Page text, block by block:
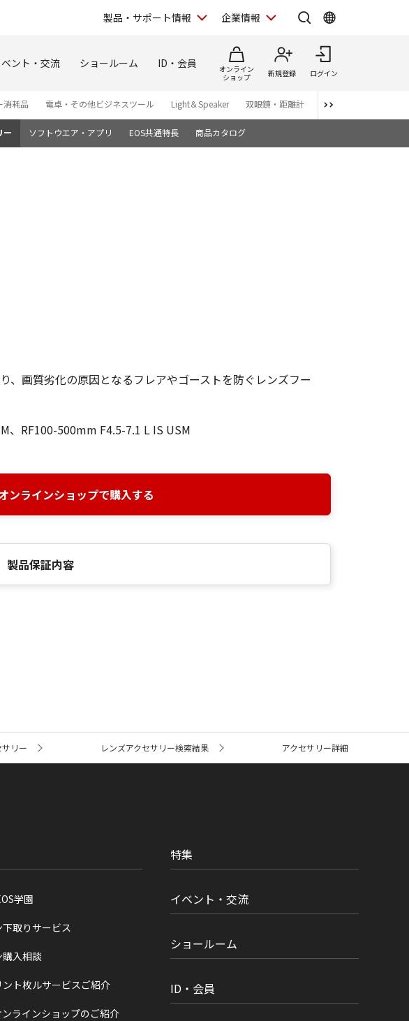
製品・サポート情報 企業情報
ント・交流 ショールーム ID・会員
オンライン
ショップ
新規登録 ログイン
消耗品 電卓・その他ビジネスツール Light＆Speaker 双眼鏡・距離計 写真集
ー ソフトウエア・アプリ EOS共通特長 商品カタログ
、画質劣化の原因となるフレアやゴーストを防ぐレンズフー
、RF100-500mm F4.5-7.1 L IS USM
ンラインショップで購入する
製品保証内容
サリー レンズアクセサリー検索結果 アクセサリー詳細
学園
取りサービス
入相談
ント枚ルサービスご紹介
ラインショップのご紹介
特集
イベント・交流
ショールーム
ID・会員